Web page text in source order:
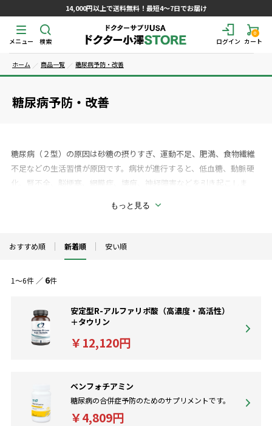
14,000円以上で送料無料！最短4～7日でお届け
ログイン
0
カート
検索
メニュー
ホーム 商品一覧 糖尿病予防・改善
糖尿病予防・改善
糖尿病（２型）の原因は砂糖の摂りすぎ、運動不足、肥満、食物繊維
不足などの生活習慣が原因です。病状が進行すると、低血糖、動脈硬
化、腎不全、脳梗塞、網膜症、壊疽、神経障害などを引き起こしま
すが、それだけでも血糖値が改善しない方には薬が処方されます。サ
きを助けるなど様々な目的で使用していただけます。また糖尿病患者
の方は胃腸の機能や細胞の代謝機能が弱り栄養素の吸収や代謝が悪く
行う必要があります。
もっと見る
おすすめ順 新着順 安い順
1～6件 ／ 6件
安定型R-アルファリポ酸（高濃度・高活性）
＋タウリン
￥12,120円
ベンフォチアミン
糖尿病の合併症予防のためのサプリメントです。
￥4,809円